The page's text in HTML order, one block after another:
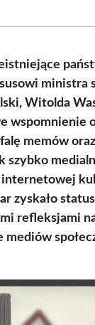
ministra
Witolda
wspomnienie
memów
szybko
zyskało
refleksjami
mediów